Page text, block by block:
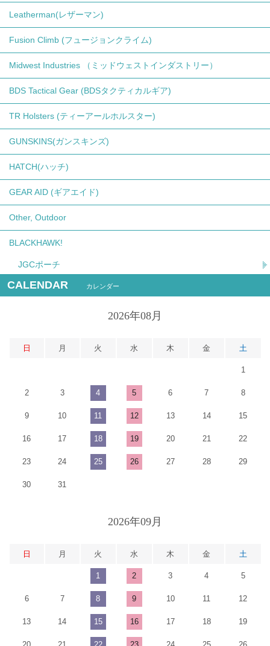
Leatherman(レザーマン)
Fusion Climb (フュージョンクライム)
Midwest Industries （ミッドウェストインダストリー）
BDS Tactical Gear (BDSタクティカルギア)
TR Holsters (ティーアールホルスター)
GUNSKINS(ガンスキンズ)
HATCH(ハッチ)
GEAR AID (ギアエイド)
Other, Outdoor
BLACKHAWK!
JGCポーチ
CALENDAR カレンダー
2026年08月
日 月 火 水 木 金 土
1
2 3 4 5 6 7 8
9 10 11 12 13 14 15
16 17 18 19 20 21 22
23 24 25 26 27 28 29
30 31
2026年09月
日 月 火 水 木 金 土
1 2 3 4 5
6 7 8 9 10 11 12
13 14 15 16 17 18 19